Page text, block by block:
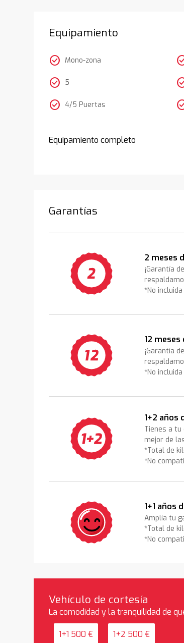
Equipamiento
check_circle Mono-zona
check_circle 5
check_circle 4/5 Puertas
Equipamiento completo
Garantías
2 meses
¡Garantía
*No
12
¡Garantía
*No
1+2 años
Tienes a tu
mejor de
*Total de
*No
1+1 años
Amplía tu
*Total de
*No
Vehículo de cortesía
La comodidad y la tranquilidad de
1+1 500 € 1+2 500 €